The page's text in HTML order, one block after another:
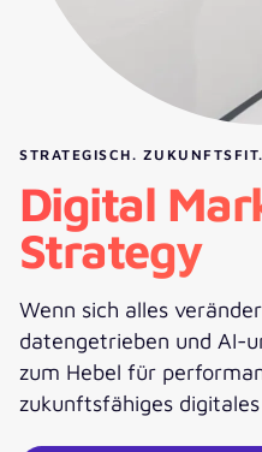
STRATEGISCH.
Digital
Strategy
Wenn sich alles
datengetrieben und AI-
zum Hebel für
zukunftsfähiges